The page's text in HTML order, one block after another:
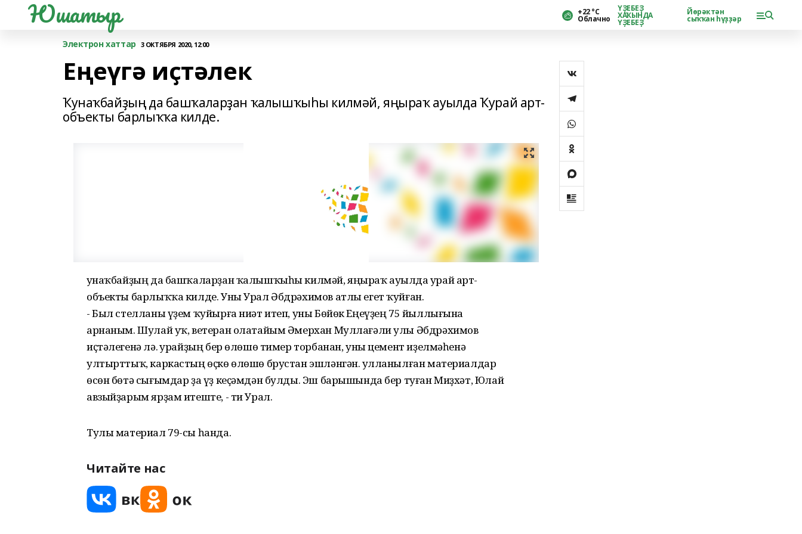
Юшатыр +22 °С
Облачно
ҮҘЕБЕҘ
ХАҠЫНДА
ҮҘЕБЕҘ
Йөрәктән
сыҡҡан һүҙҙәр
Электрон хаттар 3 ОКТЯБРЯ 2020, 12:00
Еңеүгә иҫтәлек
Ҡунаҡбайҙың да башҡаларҙан ҡалышҡыһы килмәй, яңыраҡ ауылда Ҡурай арт-
объекты барлыҡҡа килде.
Ҡунаҡбайҙың да башҡаларҙан ҡалышҡыһы килмәй, яңыраҡ ауылда Ҡурай арт-
объекты барлыҡҡа килде. Уны Урал Әбдрәхимов атлы егет ҡуйған.
- Был стелланы үҙем ҡуйырға ниәт итеп, уны Бөйөк Еңеүҙең 75 йыллығына
арнаным. Шулай уҡ, ветеран олатайым Әмерхан Муллағәли улы Әбдрәхимов
иҫтәлегенә лә. Ҡурайҙың бер өлөшө тимер торбанан, уны цемент иҙелмәһенә
ултырттыҡ, каркастың өҫкө өлөшө брустан эшләнгән. Ҡулланылған материалдар
өсөн бөтә сығымдар ҙа үҙ кеҫәмдән булды. Эш барышында бер туған Миҙхәт, Юлай
авзыйҙарым ярҙам итеште, - ти Урал.
Тулы материал 79-сы һанда.
Читайте нас